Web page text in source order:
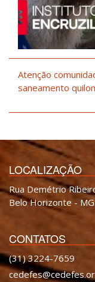
Atenção
saneamento
LOCALIZAÇÃO
Rua Demétrio
Belo Horizonte -
CONTATOS
(31) 3224-7659